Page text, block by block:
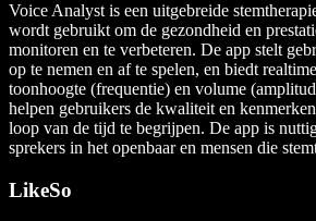
Voice Analyst is een uitgebreide
wordt gebruikt om de gezondheid en
monitoren en te verbeteren. De app stelt
op te nemen en af te spelen, en biedt
toonhoogte (frequentie) en volume
helpen gebruikers de kwaliteit en
loop van de tijd te begrijpen. De app is
sprekers in het openbaar en mensen die
LikeSo